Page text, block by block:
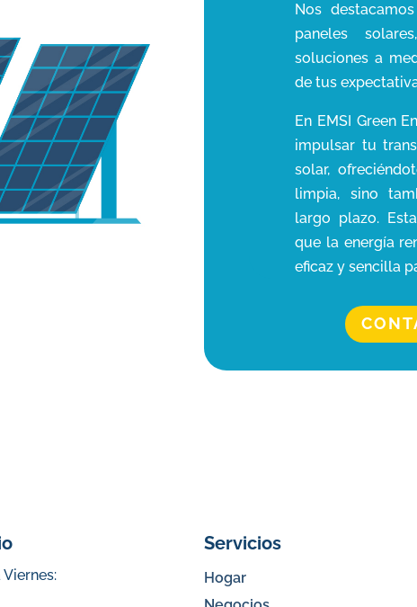
Nos
paneles
soluciones a
de tus
En EMSI Green
impulsar tu
solar,
limpia, sino
largo plazo.
que la energía
eficaz y sencilla
Viernes:
Servicios
Hogar